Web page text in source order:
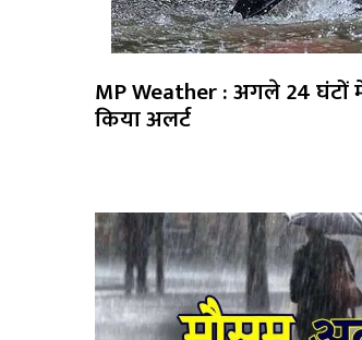
MP Weather : अगले 24 घंटों में
किया अलर्ट